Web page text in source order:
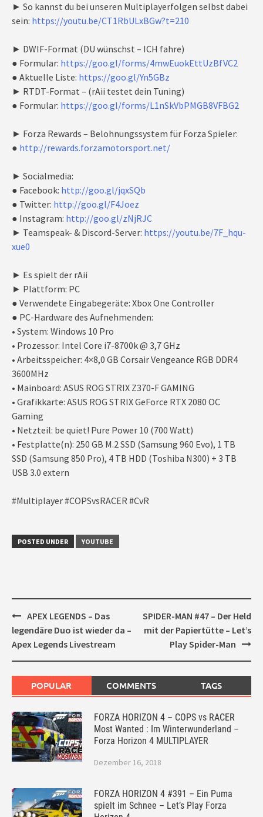
► So kannst du bei unseren Multiplayerfolgen selbst dabei
sein: https://youtu.be/CT1RbULxBGw?t=210
► DWIF-Format (DU wünschst – ICH fahre)
● Formular: https://goo.gl/forms/4mwEuokEttUzBfVC2
● Aktuelle Liste: https://goo.gl/Yn5GBz
► RTDT-Format – (rAii testet dein Tuning)
● Formular: https://goo.gl/forms/L1nSkVbPMGB8VFBG2
► Forza Rewards – Belohnungssystem für Forza Spieler:
● http://rewards.forzamotorsport.net/
► Socialmedia:
● Facebook: http://goo.gl/jqxSQb
● Twitter: http://goo.gl/F4Joez
● Instagram: http://goo.gl/zNjRJC
► Teamspeak- & Discord-Server: https://youtu.be/7F_hqu-
xue0
► Es spielt der rAii
► Plattform: PC
● Verwendete Eingabegeräte: Xbox One Controller
● PC-Hardware des Aufnehmenden:
• System: Windows 10 Pro
• Prozessor: Intel Core i7-8700k @ 3,7 GHz
• Arbeitsspeicher: 4×8,0 GB Corsair Vengeance RGB DDR4
3600MHz
• Mainboard: ASUS ROG STRIX Z370-F GAMING
• Grafikkarte: ASUS ROG STRIX GeForce RTX 2080 OC
Gaming
• Netzteil: be quiet! Pure Power 10 (700 Watt)
• Festplatte(n): 250 GB M.2 SSD (Samsung 960 Evo), 1 TB
SSD (Samsung 850 Pro), 4 TB HDD (Toshiba N300) + 3 TB
USB 3.0 extern
#Multiplayer #COPSvsRACER #CvR
POSTED UNDER YOUTUBE
Post
navigation
APEX LEGENDS – Das
legendäre Duo ist wieder da –
Apex Legends Livestream
SPIDER-MAN #47 – Der Held
mit der Papiertütte – Let’s
Play Spider-Man
POPULAR COMMENTS TAGS
FORZA HORIZON 4 – COPS vs RACER
Most Wanted : Im Winterwunderland –
Forza Horizon 4 MULTIPLAYER
Dezember 16, 2018
FORZA HORIZON 4 #391 – Ein Puma
spielt im Schnee – Let’s Play Forza